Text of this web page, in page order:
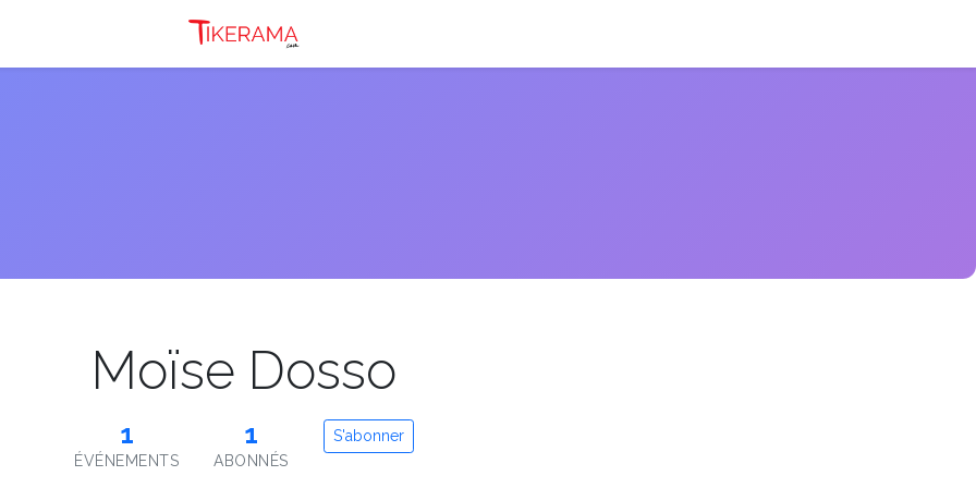
Moïse Dosso
1
ÉVÉNEMENTS
1
ABONNÉS
S'abonner